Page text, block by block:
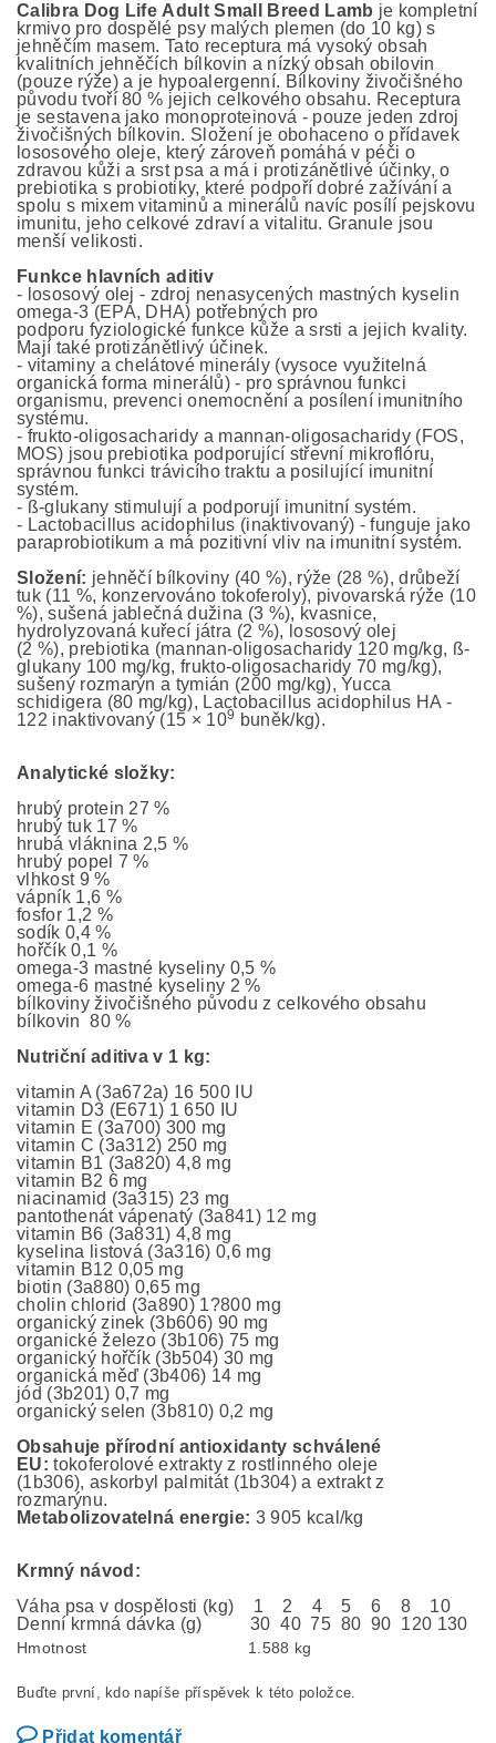
Calibra Dog Life Adult Small Breed Lamb je kompletní
krmivo pro dospělé psy malých plemen (do 10 kg) s
jehněčím masem. Tato receptura má vysoký obsah
kvalitních jehněčích bílkovin a nízký obsah obilovin
(pouze rýže) a je hypoalergenní. Bílkoviny živočišného
původu tvoří 80 % jejich celkového obsahu. Receptura
je sestavena jako monoproteinová - pouze jeden zdroj
živočišných bílkovin. Složení je obohaceno o přídavek
lososového oleje, který zároveň pomáhá v péči o
zdravou kůži a srst psa a má i protizánětlivé účinky, o
prebiotika s probiotiky, které podpoří dobré zažívání a
spolu s mixem vitaminů a minerálů navíc posílí pejskovu
imunitu, jeho celkové zdraví a vitalitu. Granule jsou
menší velikosti.
Funkce hlavních aditiv
- lososový olej - zdroj nenasycených mastných kyselin
omega-3 (EPA, DHA) potřebných pro
podporu fyziologické funkce kůže a srsti a jejich kvality.
Mají také protizánětlivý účinek.
- vitaminy a chelátové minerály (vysoce využitelná
organická forma minerálů) - pro správnou funkci
organismu, prevenci onemocnění a posílení imunitního
systému.
- frukto-oligosacharidy a mannan-oligosacharidy (FOS,
MOS) jsou prebiotika podporující střevní mikroflóru,
správnou funkci trávicího traktu a posilující imunitní
systém.
- ß-glukany stimulují a podporují imunitní systém.
- Lactobacillus acidophilus (inaktivovaný) - funguje jako
paraprobiotikum a má pozitivní vliv na imunitní systém.
Složení: jehněčí bílkoviny (40 %), rýže (28 %), drůbeží
tuk (11 %, konzervováno tokoferoly), pivovarská rýže (10
%), sušená jablečná dužina (3 %), kvasnice,
hydrolyzovaná kuřecí játra (2 %), lososový olej
(2 %), prebiotika (mannan-oligosacharidy 120 mg/kg, ß-
glukany 100 mg/kg, frukto-oligosacharidy 70 mg/kg),
sušený rozmarýn a tymián (200 mg/kg), Yucca
schidigera (80 mg/kg), Lactobacillus acidophilus HA -
122 inaktivovaný (15 × 109 buněk/kg).
Analytické složky:
hrubý protein 27 %
hrubý tuk 17 %
hrubá vláknina 2,5 %
hrubý popel 7 %
vlhkost 9 %
vápník 1,6 %
fosfor 1,2 %
sodík 0,4 %
hořčík 0,1 %
omega-3 mastné kyseliny 0,5 %
omega-6 mastné kyseliny 2 %
bílkoviny živočišného původu z celkového obsahu
bílkovin 80 %
Nutriční aditiva v 1 kg:
vitamin A (3a672a) 16 500 IU
vitamin D3 (E671) 1 650 IU
vitamin E (3a700) 300 mg
vitamin C (3a312) 250 mg
vitamin B1 (3a820) 4,8 mg
vitamin B2 6 mg
niacinamid (3a315) 23 mg
pantothenát vápenatý (3a841) 12 mg
vitamin B6 (3a831) 4,8 mg
kyselina listová (3a316) 0,6 mg
vitamin B12 0,05 mg
biotin (3a880) 0,65 mg
cholin chlorid (3a890) 1?800 mg
organický zinek (3b606) 90 mg
organické železo (3b106) 75 mg
organický hořčík (3b504) 30 mg
organická měď (3b406) 14 mg
jód (3b201) 0,7 mg
organický selen (3b810) 0,2 mg
Obsahuje přírodní antioxidanty schválené
EU: tokoferolové extrakty z rostlinného oleje
(1b306), askorbyl palmitát (1b304) a extrakt z
rozmarýnu.
Metabolizovatelná energie: 3 905 kcal/kg
Krmný návod:
Váha psa v dospělosti (kg) 1 2 4 5 6 8 10
Denní krmná dávka (g) 30 40 75 80 90 120 130
Hmotnost 1.588 kg
Buďte první, kdo napíše příspěvek k této položce.
Přidat komentář